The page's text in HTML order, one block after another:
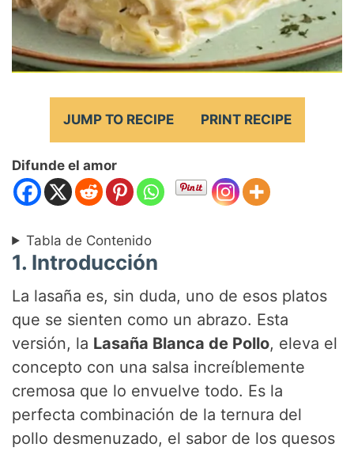
JUMP TO RECIPE PRINT RECIPE
Difunde el amor
Tabla de Contenido
1. Introducción
La lasaña es, sin duda, uno de esos platos
que se sienten como un abrazo. Esta
versión, la Lasaña Blanca de Pollo, eleva el
concepto con una salsa increíblemente
cremosa que lo envuelve todo. Es la
perfecta combinación de la ternura del
pollo desmenuzado, el sabor de los quesos